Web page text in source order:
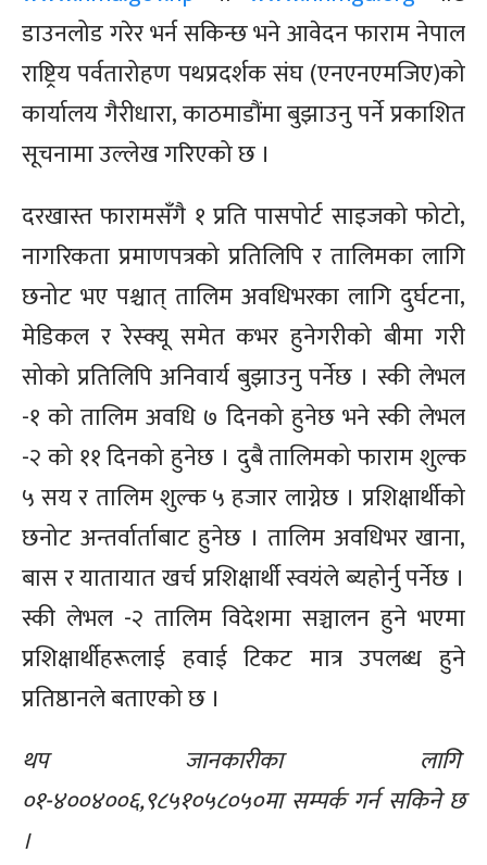
डाउनलोड गरेर भर्न सकिन्छ भने आवेदन फाराम नेपाल
राष्ट्रिय पर्वतारोहण पथप्रदर्शक संघ (एनएनएमजिए)को
कार्यालय गैरीधारा, काठमाडौंमा बुझाउनु पर्ने प्रकाशित
सूचनामा उल्लेख गरिएको छ ।
दरखास्त फारामसँगै १ प्रति पासपोर्ट साइजको फोटो,
नागरिकता प्रमाणपत्रको प्रतिलिपि र तालिमका लागि
छनोट भए पश्चात् तालिम अवधिभरका लागि दुर्घटना,
मेडिकल र रेस्क्यू समेत कभर हुनेगरीको बीमा गरी
सोको प्रतिलिपि अनिवार्य बुझाउनु पर्नेछ । स्की लेभल
-१ को तालिम अवधि ७ दिनको हुनेछ भने स्की लेभल
-२ को ११ दिनको हुनेछ । दुबै तालिमको फाराम शुल्क
५ सय र तालिम शुल्क ५ हजार लाग्नेछ । प्रशिक्षार्थीको
छनोट अन्तर्वार्ताबाट हुनेछ । तालिम अवधिभर खाना,
बास र यातायात खर्च प्रशिक्षार्थी स्वयंले ब्यहोर्नु पर्नेछ ।
स्की लेभल -२ तालिम विदेशमा सञ्चालन हुने भएमा
प्रशिक्षार्थीहरूलाई हवाई टिकट मात्र उपलब्ध हुने
प्रतिष्ठानले बताएको छ ।
थप जानकारीका लागि
०१-४००४००६,९८५१०५८०५०मा सम्पर्क गर्न सकिने छ
।